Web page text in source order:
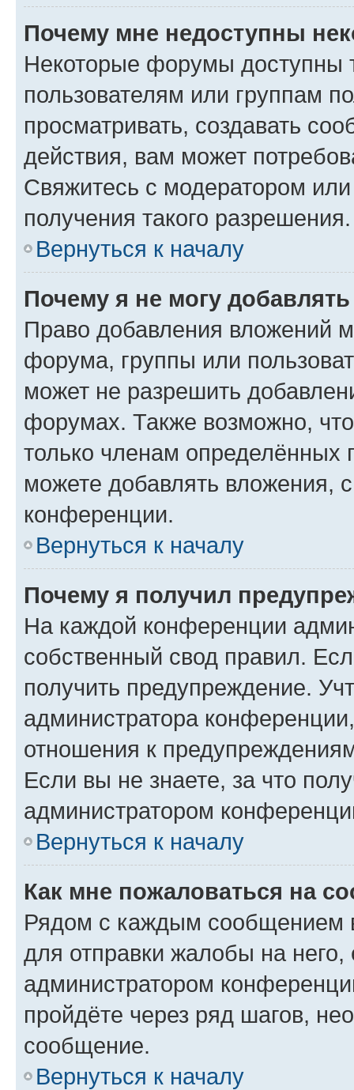
Почему мне недоступны
Некоторые форумы доступны
пользователям или группам
просматривать, создавать
действия, вам может
Свяжитесь с модератором
получения такого разрешения.
Вернуться к началу
Почему я не могу
Право добавления вложений
форума, группы или
может не разрешить
форумах. Также возможно,
только членам определённых
можете добавлять вложения,
конференции.
Вернуться к началу
Почему я получил
На каждой конференции
собственный свод правил.
получить предупреждение.
администратора
отношения к
Если вы не знаете, за что
администратором
Вернуться к началу
Как мне пожаловаться на
Рядом с каждым сообщением
для отправки жалобы на
администратором
пройдёте через ряд шагов,
сообщение.
Вернуться к началу